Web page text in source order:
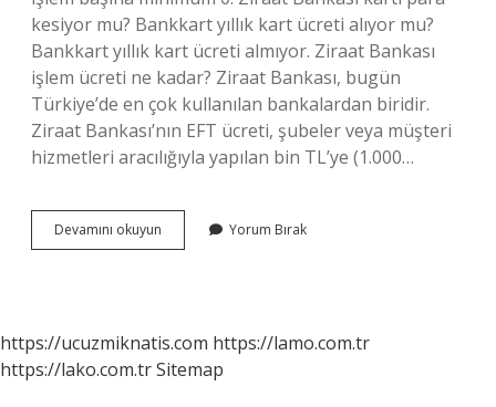
kesiyor mu? Bankkart yıllık kart ücreti alıyor mu?
Bankkart yıllık kart ücreti almıyor. Ziraat Bankası
işlem ücreti ne kadar? Ziraat Bankası, bugün
Türkiye’de en çok kullanılan bankalardan biridir.
Ziraat Bankası’nın EFT ücreti, şubeler veya müşteri
hizmetleri aracılığıyla yapılan bin TL’ye (1.000…
Devamını okuyun
Bankası
Yorum Bırak
https://ucuzmiknatis.com https://lamo.com.tr
https://lako.com.trSitemap